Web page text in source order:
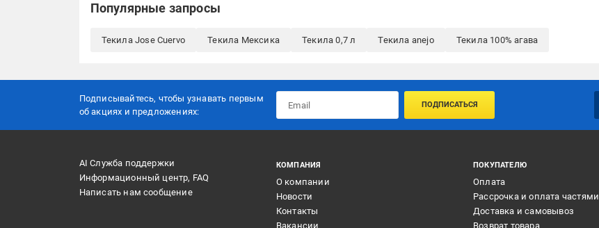
Популярные запросы
Текила Jose Cuervo Текила Мексика Текила 0,7 л Текила anejo Текила 100% агава
Подписывайтесь, чтобы узнавать первым
об акцияx и предложениях:
ПОДПИСАТЬСЯ
AI Служба поддержки
Информационный центр, FAQ
Написать нам сообщение
КОМПАНИЯ
О компании
Новости
Контакты
Вакансии
ПОКУПАТЕЛЮ
Оплата
Рассрочка и оплата частями
Доставка и самовывоз
Возврат товара